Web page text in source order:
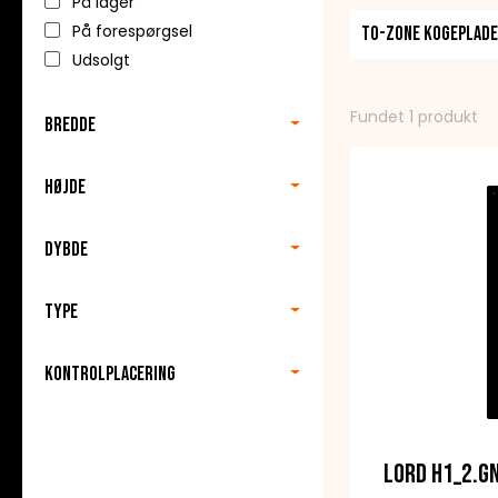
På forespørgsel
Udsolgt
Bredde
Højde
Dybde
Type
Kontrolplacering
kogepladerne
Med LORD
Lav mad med
To-zone
Fundet 1 produkt
LORD